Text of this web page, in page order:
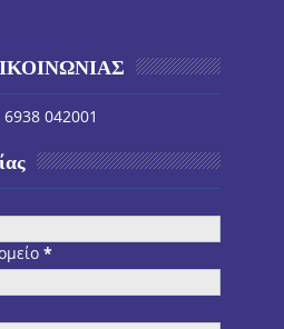
042001
*